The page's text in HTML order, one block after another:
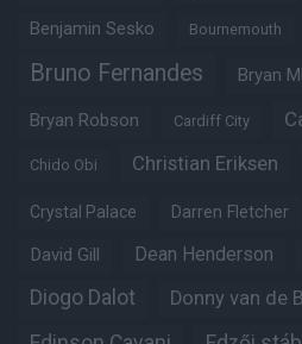
Benjamin Sesko Bournemouth
Bruno Fernandes Bryan
Bryan Robson Cardiff City
Chido Obi Christian Eriksen
Crystal Palace Darren Fletcher
David Gill Dean Henderson
Diogo Dalot Donny van de